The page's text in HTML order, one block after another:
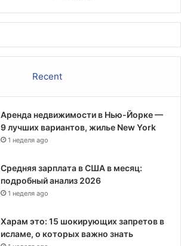
Recent
Аренда недвижимости в Нью-Йорке —
9 лучших вариантов, жилье New York
1 неделя ago
Средняя зарплата в США в месяц:
подробный анализ 2026
1 неделя ago
Харам это: 15 шокирующих запретов в
исламе, о которых важно знать